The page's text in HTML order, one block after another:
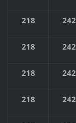
218 242
218 242
218 242
218 242